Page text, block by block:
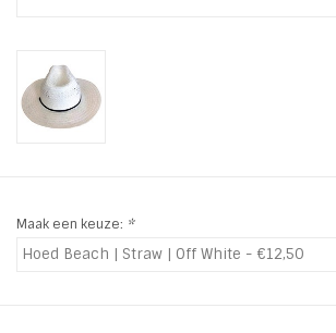
Ohlala Jewels
LIFESTYLE PRODUCTEN
SALE
Maak een keuze: *